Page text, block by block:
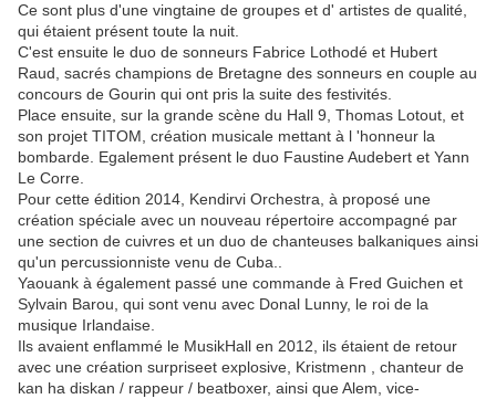
Ce sont plus d'une vingtaine de groupes et d' artistes de qualité,
qui étaient présent toute la nuit.
C'est ensuite le duo de sonneurs Fabrice Lothodé et Hubert
Raud, sacrés champions de Bretagne des sonneurs en couple au
concours de Gourin qui ont pris la suite des festivités.
Place ensuite, sur la grande scène du Hall 9, Thomas Lotout, et
son projet TITOM, création musicale mettant à l 'honneur la
bombarde. Egalement présent le duo Faustine Audebert et Yann
Le Corre.
Pour cette édition 2014, Kendirvi Orchestra, à proposé une
création spéciale avec un nouveau répertoire accompagné par
une section de cuivres et un duo de chanteuses balkaniques ainsi
qu'un percussionniste venu de Cuba..
Yaouank à également passé une commande à Fred Guichen et
Sylvain Barou, qui sont venu avec Donal Lunny, le roi de la
musique Irlandaise.
Ils avaient enflammé le MusikHall en 2012, ils étaient de retour
avec une création surpriseet explosive, Kristmenn , chanteur de
kan ha diskan / rappeur / beatboxer, ainsi que Alem, vice-